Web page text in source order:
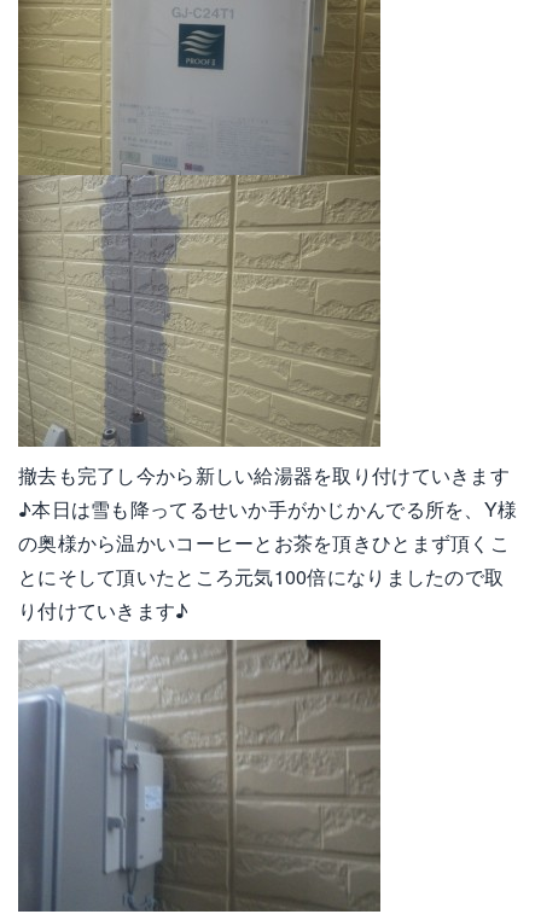
撤去も完了し今から新しい給湯器を取り付けていきます
♪本日は雪も降ってるせいか手がかじかんでる所を、Y様
の奥様から温かいコーヒーとお茶を頂きひとまず頂くこ
とにそして頂いたところ元気100倍になりましたので取
り付けていきます♪